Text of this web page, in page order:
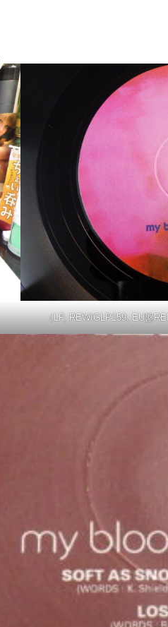
（LP, REWIGLP159, EU盤